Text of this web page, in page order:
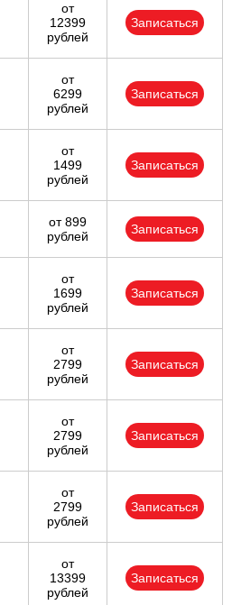
от
12399
рублей
Записаться
от
6299
рублей
Записаться
от
1499
рублей
Записаться
от 899
рублей
Записаться
от
1699
рублей
Записаться
от
2799
рублей
Записаться
от
2799
рублей
Записаться
от
2799
рублей
Записаться
от
13399
рублей
Записаться